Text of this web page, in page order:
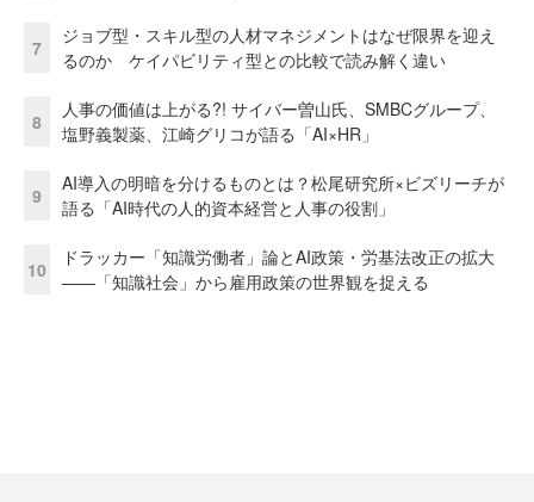
7
ジョブ型・スキル型の人材マネジメントはなぜ限界を迎え
るのか ケイパビリティ型との比較で読み解く違い
8
人事の価値は上がる?! サイバー曽山氏、SMBCグループ、
塩野義製薬、江崎グリコが語る「AI×HR」
9
AI導入の明暗を分けるものとは？松尾研究所×ビズリーチが
語る「AI時代の人的資本経営と人事の役割」
10
ドラッカー「知識労働者」論とAI政策・労基法改正の拡大
——「知識社会」から雇用政策の世界観を捉える